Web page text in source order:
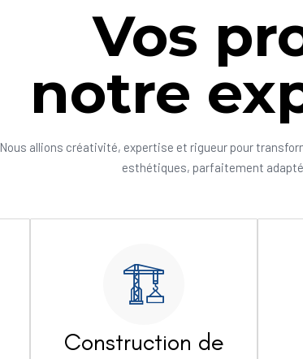
Vos
notre
Nous allions créativité, expertise et rigueur pour
esthétiques, parfaitement
Construction de